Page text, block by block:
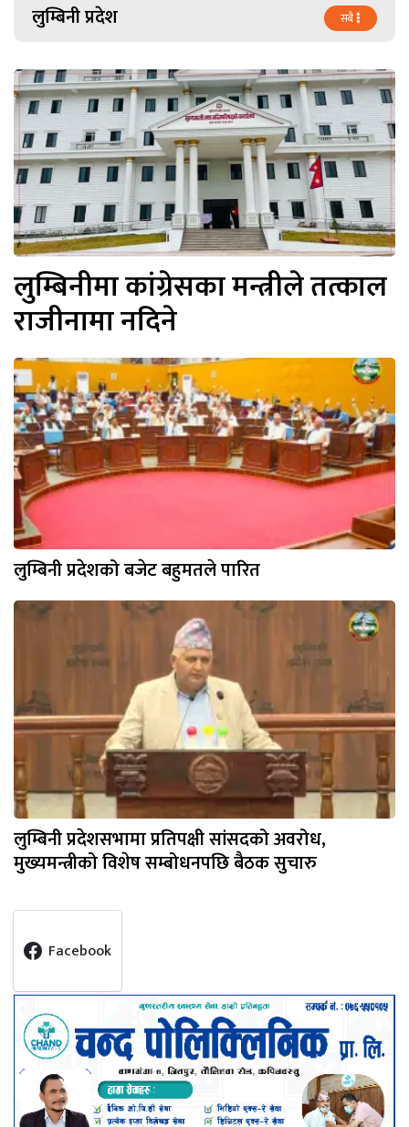
लुम्बिनी प्रदेश सबै
लुम्बिनीमा कांग्रेसका मन्त्रीले तत्काल
राजीनामा नदिने
लुम्बिनी प्रदेशको बजेट बहुमतले पारित
लुम्बिनी प्रदेशसभामा प्रतिपक्षी सांसदको अवरोध,
मुख्यमन्त्रीको विशेष सम्बोधनपछि बैठक सुचारु
Facebook